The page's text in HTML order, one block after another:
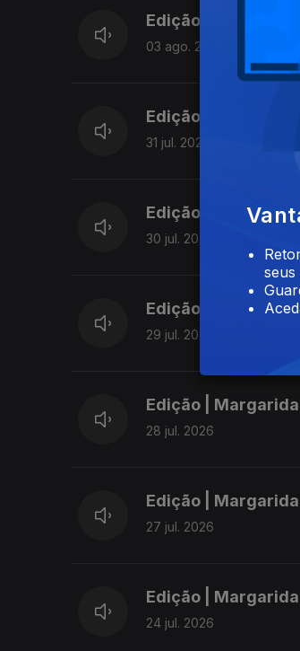
Edição | Lília
03 ago. 2026
Edição | Margarida
31 jul. 2026
Edição |
30 jul. 2026
Edição I
29 jul. 2026
Edição |
28 jul. 2026
Edição |
27 jul. 2026
Edição |
24 jul. 2026
seus